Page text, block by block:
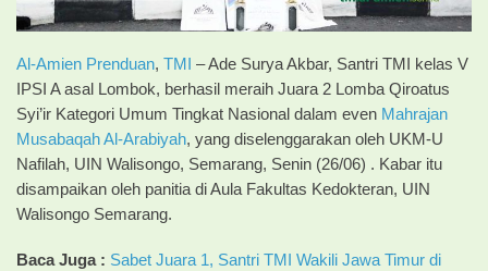
Al-Amien Prenduan, TMI – Ade Surya Akbar, Santri TMI kelas V
IPSI A asal Lombok, berhasil meraih Juara 2 Lomba Qiroatus
Syi’ir Kategori Umum Tingkat Nasional dalam even Mahrajan
Musabaqah Al-Arabiyah, yang diselenggarakan oleh UKM-U
Nafilah, UIN Walisongo, Semarang, Senin (26/06) . Kabar itu
disampaikan oleh panitia di Aula Fakultas Kedokteran, UIN
Walisongo Semarang.
Baca Juga : Sabet Juara 1, Santri TMI Wakili Jawa Timur di